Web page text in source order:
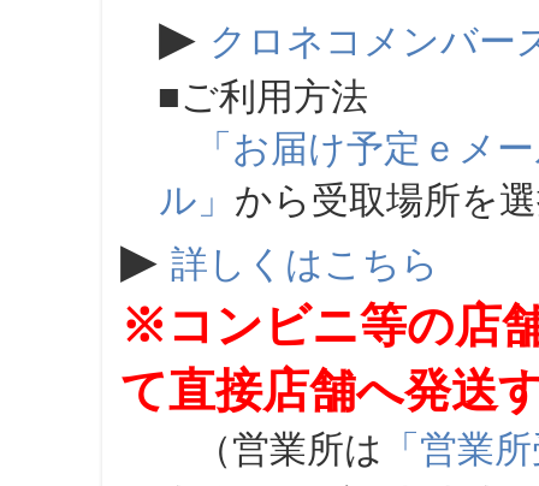
▶ クロネコメンバー
■ご利用方法
「お届け予定ｅメ
ル」 から受取場所を
▶ 詳しくはこちら
※コンビニ等の店
て直接店舗へ発送
（営業所は 「営業